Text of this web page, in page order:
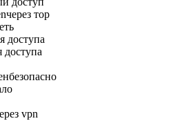
тор
доступа
доступа
vpn